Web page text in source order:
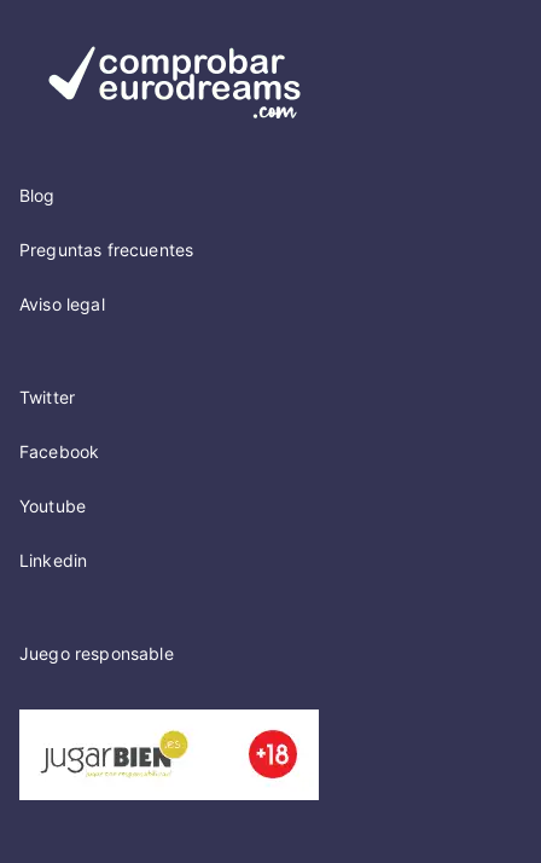
Blog
Preguntas frecuentes
Aviso legal
Twitter
Facebook
Youtube
Linkedin
Juego responsable